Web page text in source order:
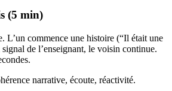
(5 min)
L’un commence une histoire (“Il était une
de l’enseignant, le voisin continue.
narrative, écoute, réactivité.